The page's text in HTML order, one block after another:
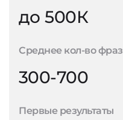
до 500К
Среднее кол-во фраз
300-700
Первые результаты